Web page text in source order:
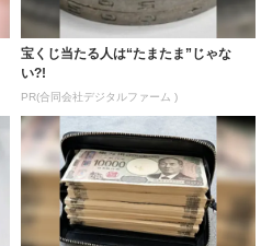
宝くじ当たる人は“たまたま”じゃな
い?!
PR(合同会社デジタルファーム )